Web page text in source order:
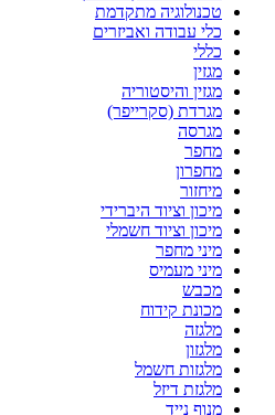
טכנולוגיה מתקדמת
כלי עבודה ואביזרים
כללי
מגזין
מגזין והיסטוריה
מגרדת (סקרייפר)
מגרסה
מחפר
מחפרון
מיחזור
מיכון וציוד היברידי
מיכון וציוד חשמלי
מיני מחפר
מיני מעמיס
מכבש
מכונת קידוח
מלגזה
מלגזון
מלגזות חשמל
מלגזת דיזל
מנוף נייד